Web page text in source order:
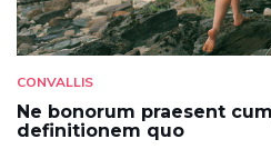
CONVALLIS
Ne bonorum praesent
definitionem quo